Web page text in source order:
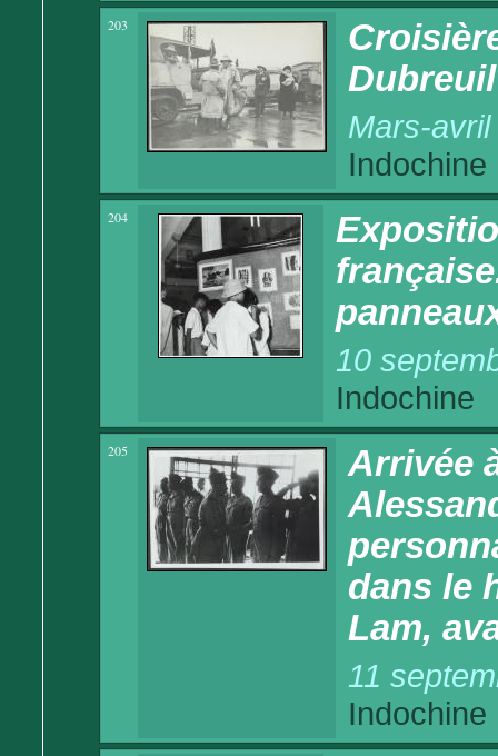
203
Dubreuil
Mars-avril
Indochine
204
10
Indochine
205
Arrivée
dans le
Lam,
11
Indochine